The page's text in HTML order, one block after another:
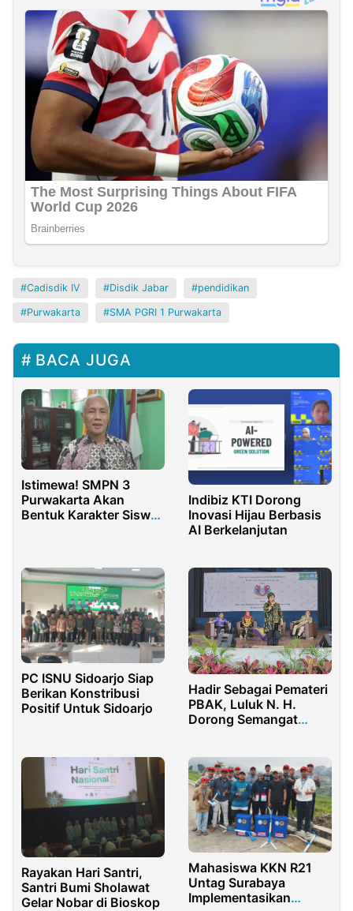
Cadisdik IV Disdik Jabar pendidikan
Purwakarta SMA PGRI 1 Purwakarta
BACA JUGA
Istimewa! SMPN 3
Purwakarta Akan
Bentuk Karakter Siswa
Indibiz KTI Dorong
Inovasi Hijau Berbasis
AI Berkelanjutan
PC ISNU Sidoarjo Siap
Berikan Konstribusi
Positif Untuk Sidoarjo
Hadir Sebagai Pemateri
PBAK, Luluk N. H.
Dorong Semangat
Rayakan Hari Santri,
Santri Bumi Sholawat
Gelar Nobar di Bioskop
Mahasiswa KKN R21
Untag Surabaya
Implementasikan